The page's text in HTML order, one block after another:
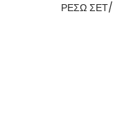
ΡΕΣΩ ΣΕΤ/